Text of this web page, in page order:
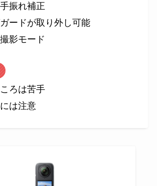
振れ補正
ードが取り外し可能
影モード
ろは苦手
は注意